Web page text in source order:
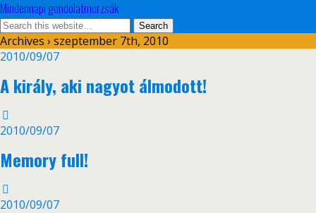
Mindennapi gondolatmorzsák
Archives › szeptember 7th, 2010
2010/09/07
A király, aki nagyot álmodott!
2010/09/07
Memory full!
2010/09/07